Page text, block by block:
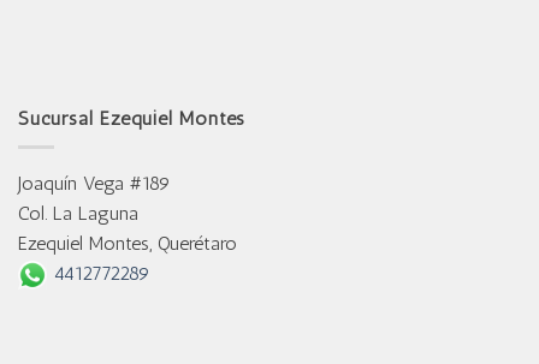
Sucursal Ezequiel Montes
Joaquín Vega #189
Col. La Laguna
Ezequiel Montes, Querétaro
4412772289